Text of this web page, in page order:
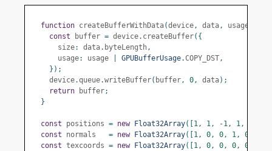
function createBufferWithData(device, data, usage
const buffer = device. createBuffer({
      size
: data. byteLength,
      usage
: usage GPUBufferUsage.COPY_DST,
});
    device
.queue.writeBuffer( buffer, 0, data);
return buffer;
}
const positions = new Float32Array([ 1, 1, -1, 1,
const normals = new Float32Array([ 1, 0, 0, 1, 0
const texcoords = new Float32Array([ 1, 0, 0, 0, 0